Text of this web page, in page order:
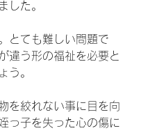
した。
とても難しい問題で
違う形の福祉を必要と
う。
を絞れない事に目を向
っ子を失った心の傷に